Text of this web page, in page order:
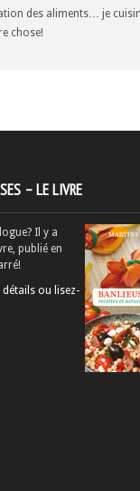
des aliments… je
chose!
– LE LIVRE
Il y a
publié en
détails ou lisez-